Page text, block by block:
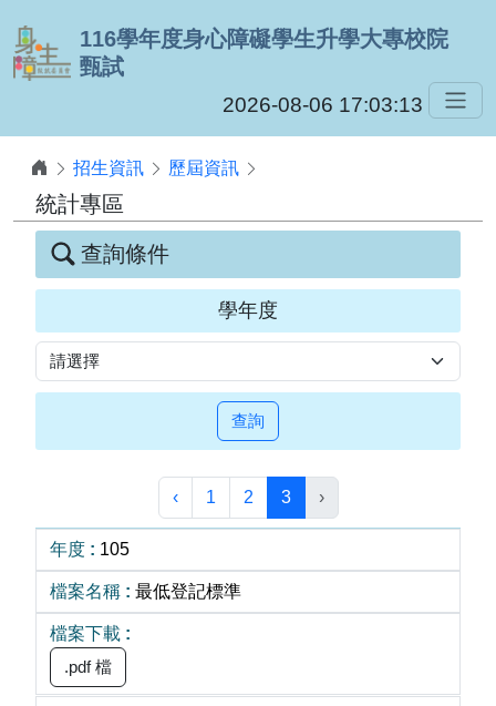
跳到主要內容
116學年度身心障礙學生升學大專校院
甄試
2026-08-06 17:03:13
招生資訊 歷屆資訊
統計專區
查詢條件
學年度
查詢
‹ 1 2 3 ›
105
最低登記標準
.pdf 檔